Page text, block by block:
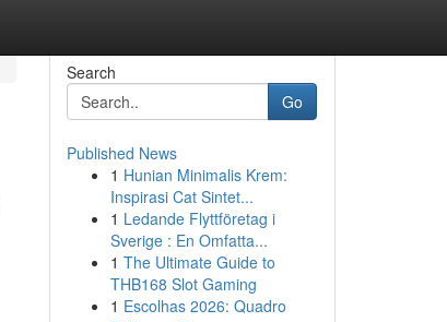
Search
Go
Published News
1 Hunian Minimalis Krem:
Inspirasi Cat Sintet...
1 Ledande Flyttföretag i
Sverige : En Omfatta...
1 The Ultimate Guide to
THB168 Slot Gaming
1 Escolhas 2026: Quadro